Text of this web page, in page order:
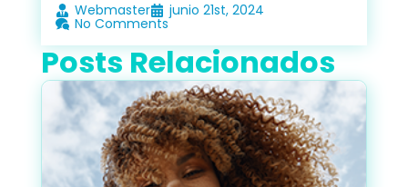
Webmaster junio 21st, 2024
No Comments
Posts Relacionados